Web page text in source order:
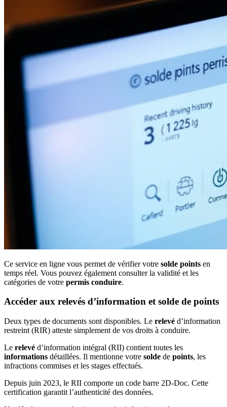
Ce service en ligne vous permet de vérifier votre solde points en
temps réel. Vous pouvez également consulter la validité et les
catégories de votre permis conduire.
Accéder aux relevés d’information et solde de points
Deux types de documents sont disponibles. Le relevé d’information
restreint (RIR) atteste simplement de vos droits à conduire.
Le relevé d’information intégral (RII) contient toutes les
informations détaillées. Il mentionne votre solde de points, les
infractions commises et les stages effectués.
Depuis juin 2023, le RII comporte un code barre 2D-Doc. Cette
certification garantit l’authenticité des données.